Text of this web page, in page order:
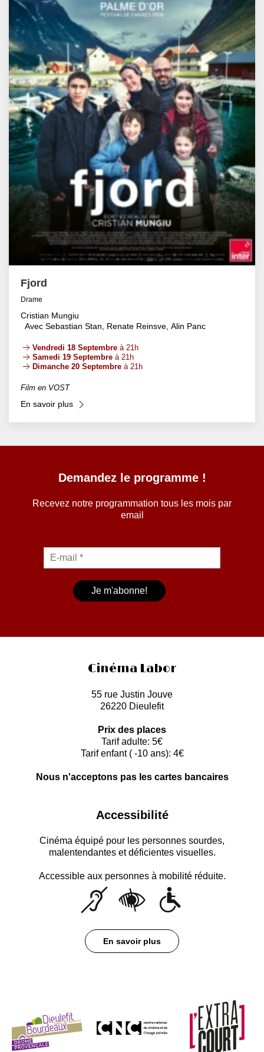
Fjord
Drame
Cristian Mungiu
Avec Sebastian Stan, Renate Reinsve, Alin Panc
Vendredi 18 Septembre à 21h
Samedi 19 Septembre à 21h
Dimanche 20 Septembre à 21h
Film en VOST
En savoir plus
Demandez le programme !
Recevez notre programmation tous les mois par
email
Cinéma Labor
55 rue Justin Jouve
26220 Dieulefit
Prix des places
Tarif adulte: 5€
Tarif enfant ( -10 ans): 4€
Nous n'acceptons pas les cartes bancaires
Accessibilité
Cinéma équipé pour les personnes sourdes,
malentendantes et déficientes visuelles.
Accessible aux personnes à mobilité réduite.
En savoir plus